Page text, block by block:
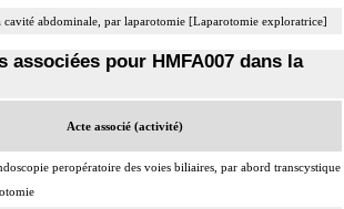
abdominale, par laparotomie [Laparotomie exploratrice]
associées pour HMFA007 dans la
Acte associé (activité)
peropératoire des voies biliaires, par abord transcystique